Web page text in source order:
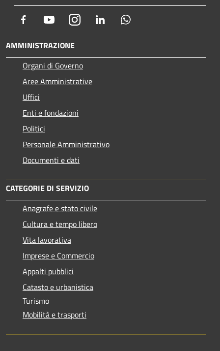
Facebook YoutubeInstagram LinkedIn
AMMINISTRAZIONE
Organi di Governo
Aree Amministrative
Uffici
Enti e fondazioni
Politici
Personale Amministrativo
Documenti e dati
CATEGORIE DI SERVIZIO
Anagrafe e stato civile
Cultura e tempo libero
Vita lavorativa
Imprese e Commercio
Appalti pubblici
Catasto e urbanistica
Turismo
Mobilità e trasporti